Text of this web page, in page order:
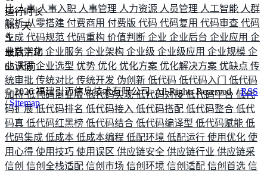
比人事人事入职 人事管理 人力资源 人员管理 人工智能 人群
解析从零搭建 付费商用 付费版 代码 代码复用 代码审查 代码
生成 代码规范 代码重构 价值判断 企业 企业后台 企业应用 企
业数字化 企业服务 企业架构 企业级 企业级应用 企业规模 企
业调研企业选型 优势 优化 优化方案 优化解决方案 优缺点 传
统审批 传统对比 传统开发 伪创新 低代码 低代码入门 低代码
加持低代码商业版低代码实现低代码对接低代码平台 低代
码扩展低代码排名 低代码接入 低代码搭配 低代码整合 低代
码真 低代码红黑榜 低代码结合 低代码编译型 低代码赋能 低
代码集成 低成本 低成本编程 低配环境 低配运行 使用优化 使
用心得 使用技巧 使用误区 供应链安全 供应链行业 供应链采
信创 信创全栈适配 信创市场 信创环境 信创适配 信创首选 信
运行时长
585 天
最后活动
65 天前
©2026福建引迈信息技术有限公司. All Rights Reserved. /RSS
/Sitemap